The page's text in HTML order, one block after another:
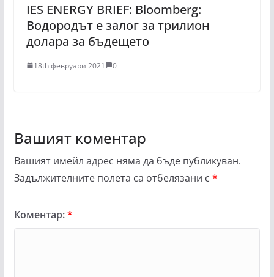
IES ENERGY BRIEF: Bloomberg:
Водородът е залог за трилион
долара за бъдещето
18th февруари 2021 0
Вашият коментар
Вашият имейл адрес няма да бъде публикуван.
Задължителните полета са отбелязани с *
Коментар:*